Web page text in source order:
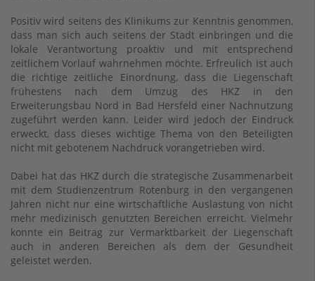
Positiv wird seitens des Klinikums zur Kenntnis genommen,
dass man sich auch seitens der Stadt einbringen und die
lokale Verantwortung proaktiv und mit entsprechend
zeitlichem Vorlauf wahrnehmen möchte. Erfreulich ist auch
die richtige zeitliche Einordnung, dass die Liegenschaft
frühestens nach dem Umzug des HKZ in den
Erweiterungsbau Nord in Bad Hersfeld einer Nachnutzung
zugeführt werden kann. Leider wird jedoch der Eindruck
erweckt, dass dieses wichtige Thema von den Beteiligten
nicht mit gebotenem Nachdruck vorangetrieben wird.
Dabei hat das HKZ durch die strategische Zusammenarbeit
mit dem Studienzentrum Rotenburg in den vergangenen
Jahren nicht nur eine wirtschaftliche Auslastung von nicht
mehr medizinisch genutzten Bereichen erreicht. Vielmehr
konnte ein Beitrag zur Vermarktbarkeit der Liegenschaft
auch in anderen Bereichen als dem der Gesundheit
geleistet werden.